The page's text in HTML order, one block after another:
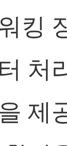
킹
처
제